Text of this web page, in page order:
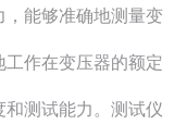
，能够准确地测量变
作在变压器的额定
测试能力。测试仪